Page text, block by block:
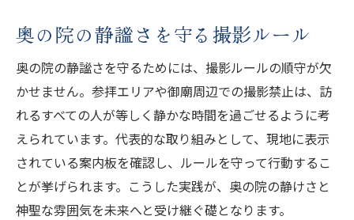
奥の院の静謐さを守る撮影ルール
奥の院の静謐さを守るためには、撮影ルールの順守が欠
かせません。参拝エリアや御廟周辺での撮影禁止は、訪
れるすべての人が等しく静かな時間を過ごせるように考
えられています。代表的な取り組みとして、現地に表示
されている案内板を確認し、ルールを守って行動するこ
とが挙げられます。こうした実践が、奥の院の静けさと
神聖な雰囲気を未来へと受け継ぐ礎となります。